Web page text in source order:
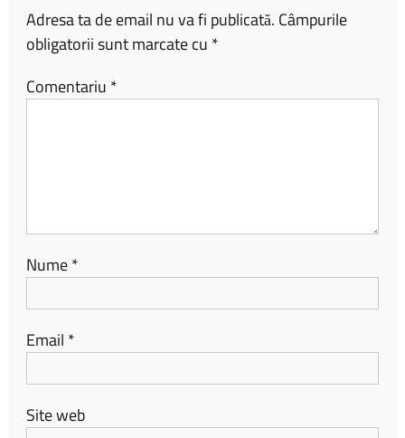
Adresa ta de email nu va fi publicată. Câmpurile
obligatorii sunt marcate cu *
Comentariu *
Nume*
Email *
Site web